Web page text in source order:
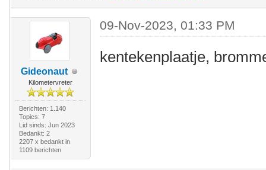
Gideonaut
Kilometervreter
Berichten: 1.140
Topics: 7
Lid sinds: Jun 2023
Bedankt: 2
2207 x bedankt in
1109 berichten
09-Nov-2023, 01:33 PM
kentekenplaatje,